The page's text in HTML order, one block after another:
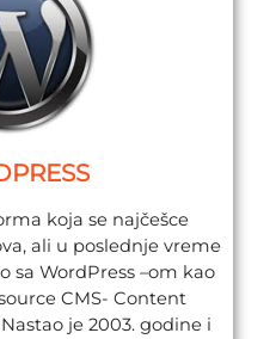
koja se najčešce
ali u poslednje vreme
sa WordPress –om kao
CMS- Content
je 2003. godine i